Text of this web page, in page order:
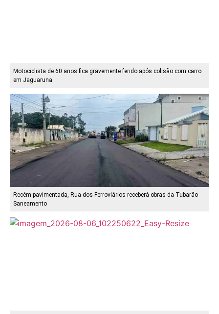
Motociclista de 60 anos fica gravemente ferido após colisão com carro
em Jaguaruna
Recém pavimentada, Rua dos Ferroviários receberá obras da Tubarão
Saneamento